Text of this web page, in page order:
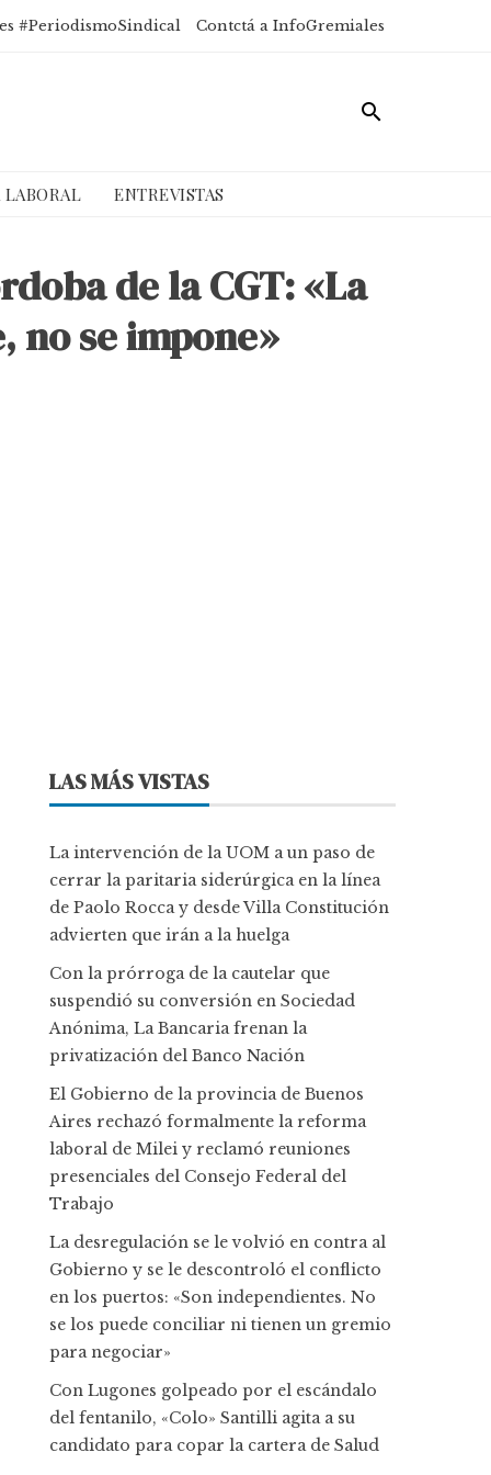
#PeriodismoSindical Contctá a InfoGremiales
LABORAL ENTREVISTAS
de la CGT: «La
no se impone»
LAS MÁS VISTAS
La intervención de la UOM a un paso de
cerrar la paritaria siderúrgica en la línea
de Paolo Rocca y desde Villa Constitución
advierten que irán a la huelga
Con la prórroga de la cautelar que
suspendió su conversión en Sociedad
Anónima, La Bancaria frenan la
privatización del Banco Nación
El Gobierno de la provincia de Buenos
Aires rechazó formalmente la reforma
laboral de Milei y reclamó reuniones
presenciales del Consejo Federal del
Trabajo
La desregulación se le volvió en contra al
Gobierno y se le descontroló el conflicto
en los puertos: «Son independientes. No
se los puede conciliar ni tienen un gremio
para negociar»
Con Lugones golpeado por el escándalo
del fentanilo, «Colo» Santilli agita a su
candidato para copar la cartera de Salud